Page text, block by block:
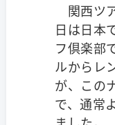
関西ツ
日は日本
フ倶楽部
ルからレ
が、この
で、通常